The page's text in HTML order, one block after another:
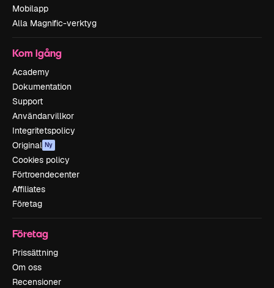
Mobilapp
Alla Magnific-verktyg
Kom igång
Academy
Dokumentation
Support
Användarvillkor
Integritetspolicy
Original Ny
Cookies policy
Förtroendecenter
Affiliates
Företag
Företag
Prissättning
Om oss
Recensioner